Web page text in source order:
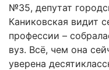
№35, депутат
Каниковская видит
профессии –
вуз. Всё, чем она
уверена